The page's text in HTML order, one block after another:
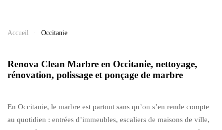
Accueil Occitanie
Renova Clean Marbre en Occitanie, nettoyage,
rénovation, polissage et ponçage de marbre
En Occitanie, le marbre est partout sans qu’on s’en rende compte
au quotidien : entrées d’immeubles, escaliers de maisons de ville,